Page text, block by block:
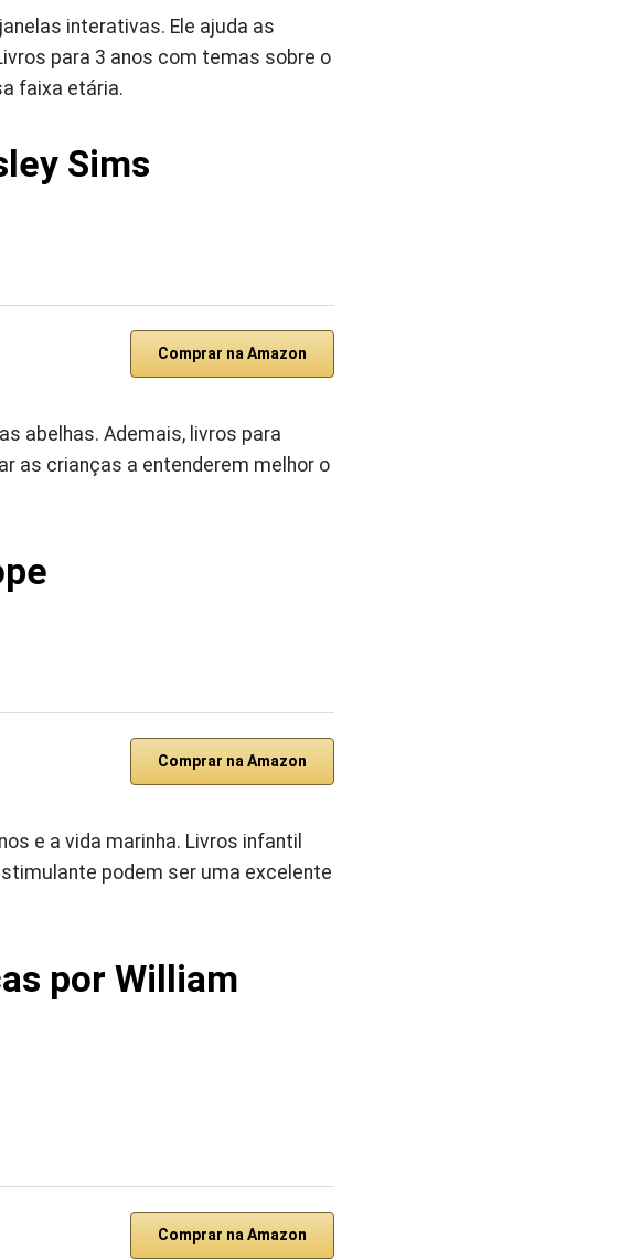
interativas. Ele ajuda as
para 3 anos com temas sobre o
faixa etária.
Sims
Comprar na Amazon
abelhas. Ademais, livros para
as crianças a entenderem melhor o
Comprar na Amazon
e a vida marinha. Livros infantil
podem ser uma excelente
por William
Comprar na Amazon